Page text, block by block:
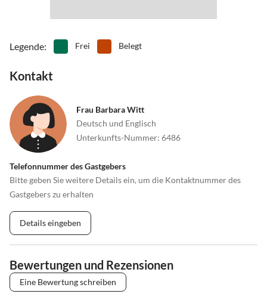
Legende: Frei Belegt
Kontakt
Frau Barbara Witt
Deutsch und Englisch
Unterkunfts-Nummer: 6486
Telefonnummer des Gastgebers
Bitte geben Sie weitere Details ein, um die Kontaktnummer des
Gastgebers zu erhalten
Details eingeben
Bewertungen und Rezensionen
Eine Bewertung schreiben